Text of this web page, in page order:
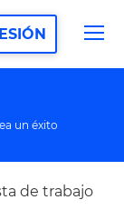
un éxito